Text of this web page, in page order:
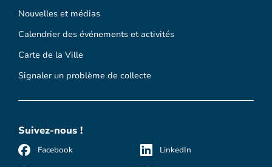
Nouvelles et médias
Calendrier des événements et activités
Carte de la Ville
Signaler un problème de collecte
Suivez-nous !
Facebook LinkedIn